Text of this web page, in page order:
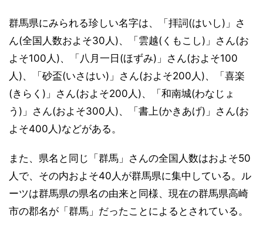
群馬県にみられる珍しい名字は、「拝詞(はいし)」さ
ん(全国人数およそ30人)、「雲越(くもこし)」さん(お
よそ100人)、「八月一日(ほずみ)」さん(およそ100
人)、「砂盃(いさはい)」さん(およそ200人)、「喜楽
(きらく)」さん(およそ200人)、「和南城(わなじょ
う)」さん(およそ300人)、「書上(かきあげ)」さん(お
よそ400人)などがある。
また、県名と同じ「群馬」さんの全国人数はおよそ50
人で、その内およそ40人が群馬県に集中している。ル
ーツは群馬県の県名の由来と同様、現在の群馬県高崎
市の郡名が「群馬」だったことによるとされている。